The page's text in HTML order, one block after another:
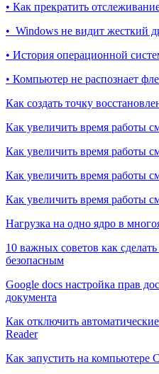
• Как прекратить
• Windows не видит жесткий
• История операционной
• Компьютер не распознает
Как создать точку
Как увеличить время работы
Как увеличить время работы
Как увеличить время работы
Как увеличить время работы
Нагрузка на одно ядро в
10 важных советов как
безопасным
Google docs настройка прав
документа
Как отключить
Reader
Как запустить на компьютере